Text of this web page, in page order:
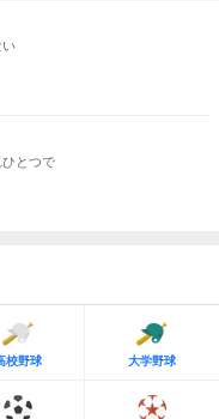
い
とつで
校野球 大学野球